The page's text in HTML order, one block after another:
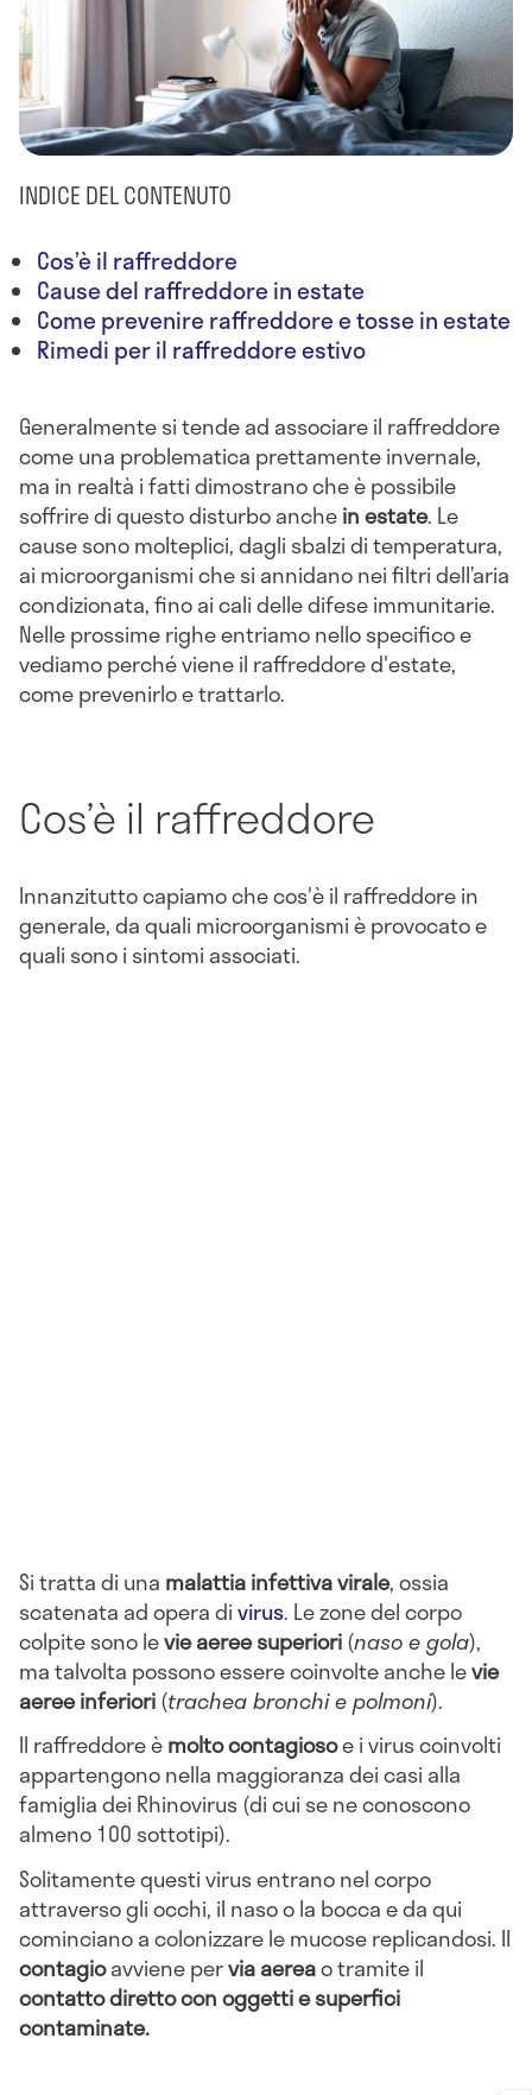
INDICE DEL CONTENUTO
Cos’è il raffreddore
Cause del raffreddore in estate
Come prevenire raffreddore e tosse in estate
Rimedi per il raffreddore estivo
Generalmente si tende ad associare il raffreddore
come una problematica prettamente invernale,
ma in realtà i fatti dimostrano che è possibile
soffrire di questo disturbo anchein estate. Le
cause sono molteplici, dagli sbalzi di temperatura,
ai microorganismi che si annidano nei filtri dell’aria
condizionata, fino ai cali delle difese immunitarie.
Nelle prossime righe entriamo nello specifico e
vediamo perché viene il raffreddore d'estate,
come prevenirlo e trattarlo.
Cos’è il raffreddore
Innanzitutto capiamo che cos'è il raffreddore in
generale, da quali microorganismi è provocato e
quali sono i sintomi associati.
Si tratta di una malattia infettiva virale, ossia
scatenata ad opera divirus. Le zone del corpo
colpite sono levie aeree superiori(naso e gola),
ma talvolta possono essere coinvolte anche levie
aeree inferiori(trachea bronchi e polmoni).
Il raffreddore èmolto contagiosoe i virus coinvolti
appartengono nella maggioranza dei casi alla
famiglia dei Rhinovirus (di cui se ne conoscono
almeno 100 sottotipi).
Solitamente questi virus entrano nel corpo
attraverso gli occhi, il naso o la bocca e da qui
cominciano a colonizzare le mucose replicandosi. Il
contagioavviene pervia aereao tramite il
contatto diretto con oggetti e superfici
contaminate.